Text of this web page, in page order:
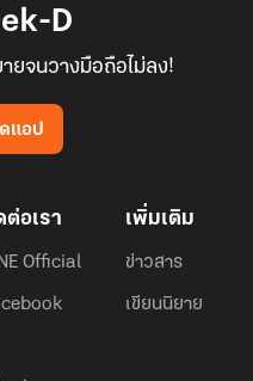
D
ยจนวางมือถือไม่ลง!
แอป
อเรา
Official
เพิ่มเติม
ข่าวสาร
เขียนนิยาย